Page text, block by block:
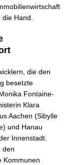
Hand.
die den
besetzte
Fontaine-
Klara
Aachen (Sibylle
und Hanau
Innenstadt.
den
Kommunen